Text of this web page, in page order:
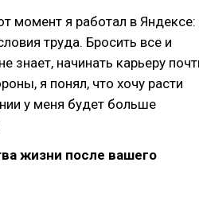
момент я работал в Яндексе:
труда. Бросить все и
знает, начинать карьеру
я понял, что хочу расти
у меня будет больше
жизни после вашего